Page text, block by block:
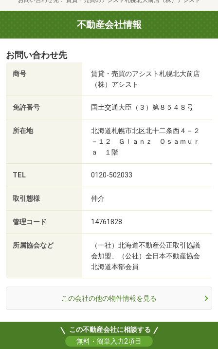
不動産会社情報
お問い合わせ先
商号
賃貸・売買のアシスト札幌北大前店
（株）アシスト
免許番号 国土交通大臣（３）第８５４８号
所在地
北海道札幌市北区北十二条西４－２
－１２ Ｇｌａｎｚ Ｏｓａｍｕｒ
ａ １階
TEL 0120-502033
取引態様 仲介
管理コード 14761828
所属協会など
（一社）北海道不動産公正取引協議
会加盟、（公社）全日本不動産協会
北海道本部会員
この会社の他の物件情報を見る
この不動産会社に相談する
無料・簡単入力2項目